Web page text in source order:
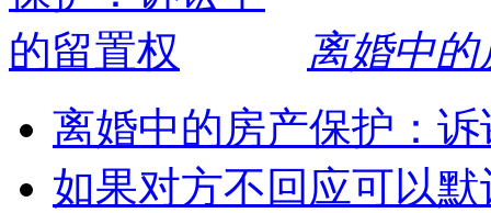
离婚中
离婚中的房产保护：
如果对方不回应可以